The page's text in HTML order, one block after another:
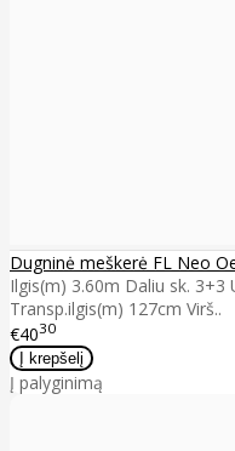
Dugninė meškerė FL Neo
Ilgis(m) 3.60m Daliu sk.
Transp.ilgis(m) 127cm Virš..
€4030
Į palyginimą